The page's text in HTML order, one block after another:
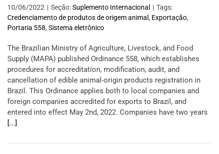
10/06/2022 | Seção:Suplemento Internacional | Tags:
Credenciamento de produtos de origem animal , Exportação,
Portaria 558, Sistema eletrônico
The Brazilian Ministry of Agriculture, Livestock, and Food
Supply (MAPA) published Ordinance 558, which establishes
procedures for accreditation, modification, audit, and
cancellation of edible animal-origin products registration in
Brazil. This Ordinance applies both to local companies and
foreign companies accredited for exports to Brazil, and
entered into effect May 2nd, 2022. Companies have two years
[...]